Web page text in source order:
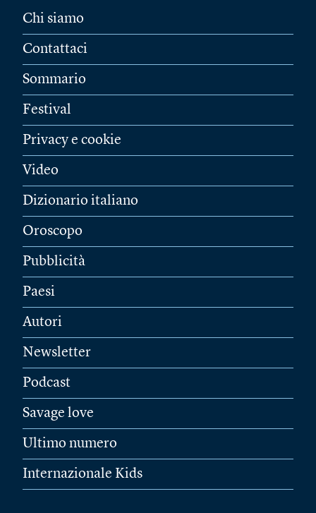
Chi siamo
Contattaci
Sommario
Festival
Privacy e cookie
Video
Dizionario italiano
Oroscopo
Pubblicità
Paesi
Autori
Newsletter
Podcast
Savage love
Ultimo numero
Internazionale Kids